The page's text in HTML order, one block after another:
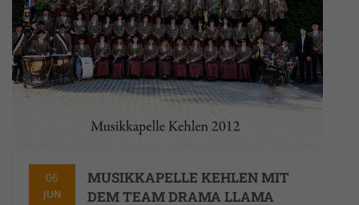
06
JUN
MUSIKKAPELLE KEHLEN MIT
DEM TEAM DRAMA LLAMA